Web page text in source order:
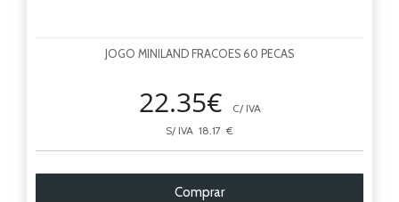
JOGO MINILAND FRACOES 60 PECAS
22.35€
C/ IVA
S/ IVA 18.17 €
Comprar